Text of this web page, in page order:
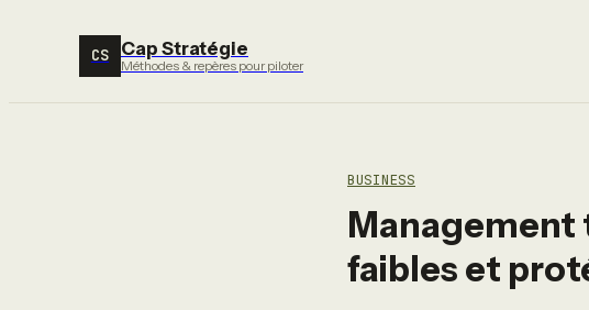
CS Cap Stratégie
Méthodes & repères pour piloter
BUSINESS
Management
faibles et